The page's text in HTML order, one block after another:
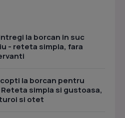
la borcan in suc
- reteta simpla, fara
la borcan pentru
Reteta simpla si gustoasa,
si otet